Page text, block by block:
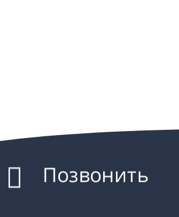
Позвонить